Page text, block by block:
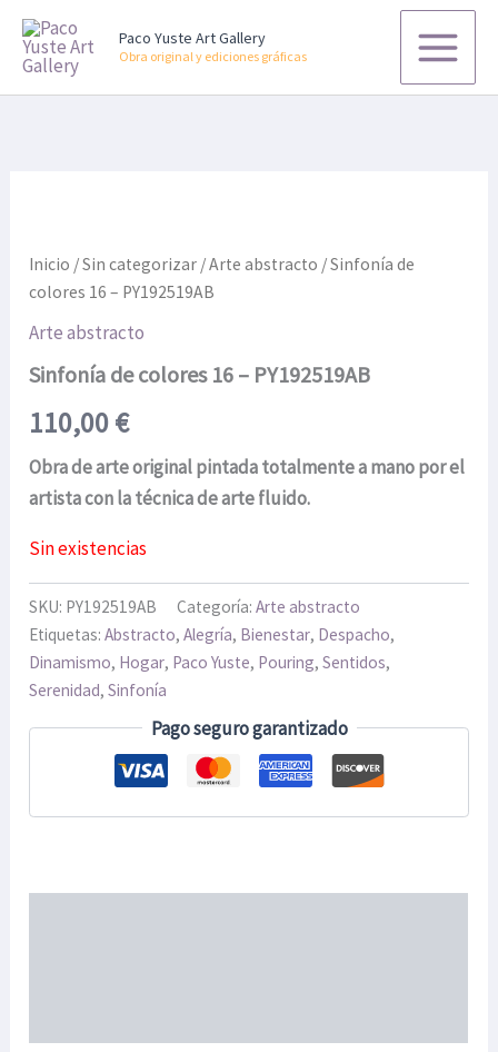
contenido
Paco Yuste Art Gallery
Obra original y ediciones gráficas
Inicio /Sin categorizar /Arte abstracto / Sinfonía de
colores 16 – PY192519AB
Arte abstracto
Sinfonía de colores 16 – PY192519AB
110,00€
Obra de arte original pintada totalmente a mano por el
artista con la técnica de arte fluido.
Sin existencias
SKU: PY192519AB Categoría:Arte abstracto
Etiquetas:Abstracto,Alegría, Bienestar, Despacho,
Dinamismo, Hogar, Paco Yuste, Pouring,Sentidos,
Serenidad,Sinfonía
Pago seguro garantizado